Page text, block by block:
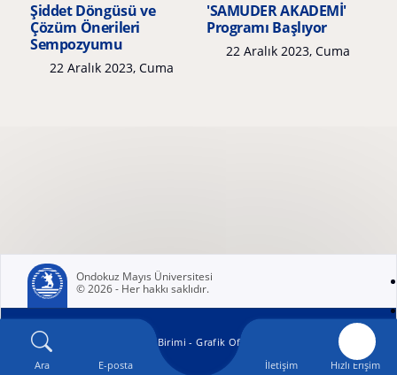
Ara E-posta İletişim Hızlı Erişim
Şiddet Döngüsü ve
Çözüm Önerileri
Sempozyumu
22 Aralık 2023, Cuma
'SAMUDER AKADEMİ'
Programı Başlıyor
22 Aralık 2023, Cuma
Ondokuz Mayıs Üniversitesi
© 2026 - Her hakkı saklıdır.
OMÜ Kurumsal İletişim Birimi - Grafik Ofisi
(yeni sekmede açılır)
tarafından geliştirilmiştir.